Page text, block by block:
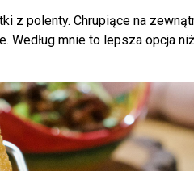
z polenty. Chrupiące na
Według mnie to lepsza opcja